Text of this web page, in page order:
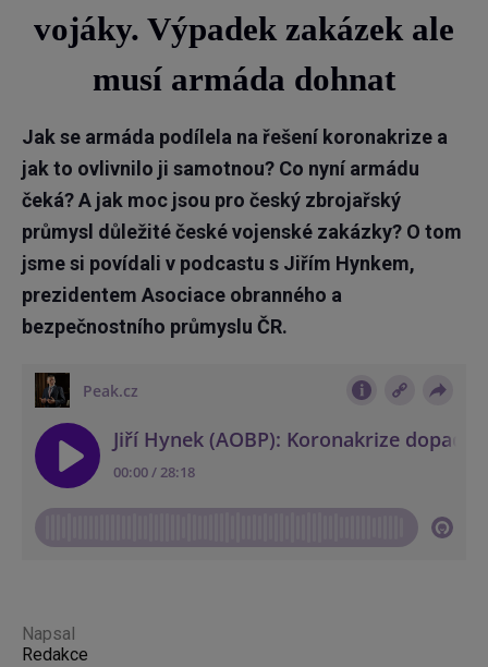
vojáky. Výpadek zakázek ale
musí armáda dohnat
Jak se armáda podílela na řešení koronakrize a
jak to ovlivnilo ji samotnou? Co nyní armádu
čeká? A jak moc jsou pro český zbrojařský
průmysl důležité české vojenské zakázky? O tom
jsme si povídali v podcastu s Jiřím Hynkem,
prezidentem Asociace obranného a
bezpečnostního průmyslu ČR.
Napsal
Redakce